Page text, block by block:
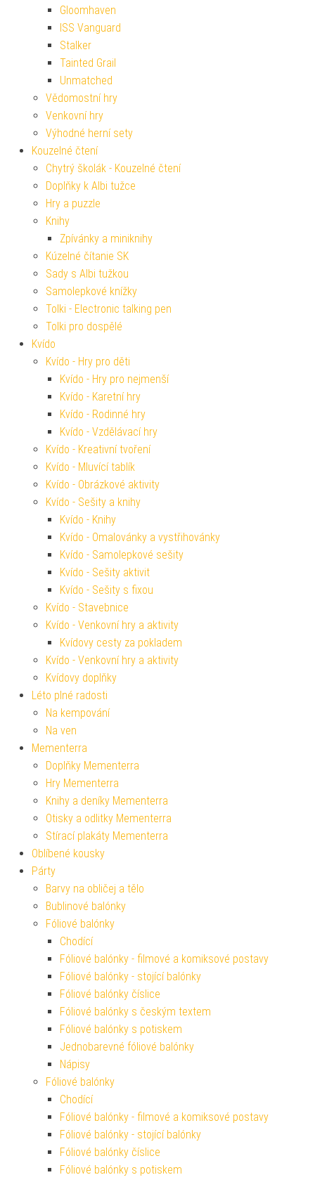
Gloomhaven
ISS Vanguard
Stalker
Tainted Grail
Unmatched
Vědomostní hry
Venkovní hry
Výhodné herní sety
Kouzelné čtení
Chytrý školák - Kouzelné čtení
Doplňky k Albi tužce
Hry a puzzle
Knihy
Zpívánky a miniknihy
Kúzelné čítanie SK
Sady s Albi tužkou
Samolepkové knížky
Tolki - Electronic talking pen
Tolki pro dospělé
Kvído
Kvído - Hry pro děti
Kvído - Hry pro nejmenší
Kvído - Karetní hry
Kvído - Rodinné hry
Kvído - Vzdělávací hry
Kvído - Kreativní tvoření
Kvído - Mluvící tablík
Kvído - Obrázkové aktivity
Kvído - Sešity a knihy
Kvído - Knihy
Kvído - Omalovánky a vystřihovánky
Kvído - Samolepkové sešity
Kvído - Sešity aktivit
Kvído - Sešity s fixou
Kvído - Stavebnice
Kvído - Venkovní hry a aktivity
Kvídovy cesty za pokladem
Kvído - Venkovní hry a aktivity
Kvídovy doplňky
Léto plné radosti
Na kempování
Na ven
Mementerra
Doplňky Mementerra
Hry Mementerra
Knihy a deníky Mementerra
Otisky a odlitky Mementerra
Stírací plakáty Mementerra
Oblíbené kousky
Párty
Barvy na obličej a tělo
Bublinové balónky
Fóliové balónky
Chodící
Fóliové balónky - filmové a komiksové postavy
Fóliové balónky - stojící balónky
Fóliové balónky číslice
Fóliové balónky s českým textem
Fóliové balónky s potiskem
Jednobarevné fóliové balónky
Nápisy
Fóliové balónky
Chodící
Fóliové balónky - filmové a komiksové postavy
Fóliové balónky - stojící balónky
Fóliové balónky číslice
Fóliové balónky s potiskem